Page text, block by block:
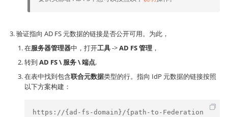
验证指向 AD FS 元数据的链接是否公开可用。为此，
在服务器管理器中，打开工具->AD FS 管理 ，
转到 AD FS \ 服务 \ 端点,
在表中找到包含联合元数据类型的行。指向 IdP 元数据的链接按照
以下方案构建：
https://{ad-fs-domain}/{path-to-Federation